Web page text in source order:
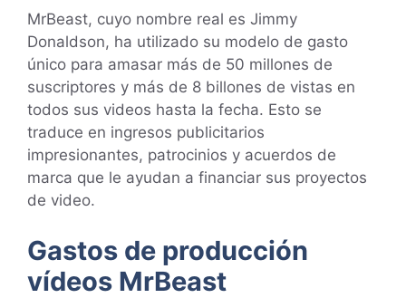
MrBeast, cuyo nombre real es Jimmy
Donaldson, ha utilizado su modelo de gasto
único para amasar más de 50 millones de
suscriptores y más de 8 billones de vistas en
todos sus videos hasta la fecha. Esto se
traduce en ingresos publicitarios
impresionantes, patrocinios y acuerdos de
marca que le ayudan a financiar sus proyectos
de video.
Gastos de producción
vídeos MrBeast